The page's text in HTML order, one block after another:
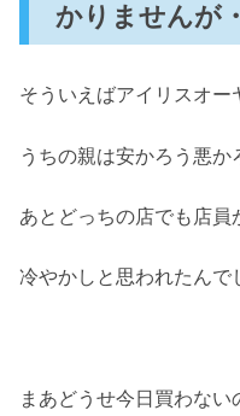
かりませんが
そういえばアイリスオー
うちの親は安かろう悪
あとどっちの店でも店員
冷やかしと思われたんで
まあどうせ今日買わな